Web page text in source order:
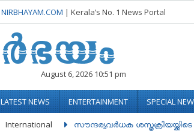
NIRBHAYAM.COM | Kerala’s No. 1 News Portal
August 6, 2026 10:51 pm
LATEST NEWS ENTERTAINMENT SPECIAL
International സൗന്ദര്യവര്‍ധക